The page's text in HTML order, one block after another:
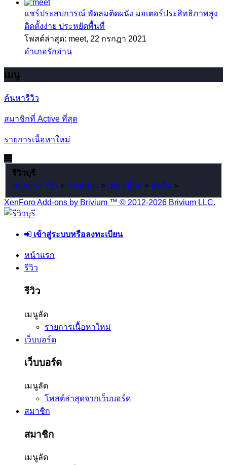
แชร์ประสบการณ์ พัดลมติดผนัง มอเตอร์ประสิทธิภาพสูง
ติดตั้งง่าย ประหยัดพื้นที่
โพสต์ล่าสุด: meet, 22 กรกฎา 2021
อำเภอรักอ่าน
เมนู
ค้นหารีวิว
สมาชิกที่ Active ที่สุด
รายการเนื้อหาใหม่
รีวิวบุรี
หน้าแรก รีวิว > ท่องเที่ยว > เที่ยวญี่ปุ่น > คันโต >
XenForo Add-ons by Brivium ™ © 2012-2026 Brivium LLC.
เข้าสู่ระบบหรือลงทะเบียน
หน้าแรก
รีวิว
รีวิว
เมนูลัด
รายการเนื้อหาใหม่
เว็บบอร์ด
เว็บบอร์ด
เมนูลัด
โพสต์ล่าสุดจากเว็บบอร์ด
สมาชิก
สมาชิก
เมนูลัด